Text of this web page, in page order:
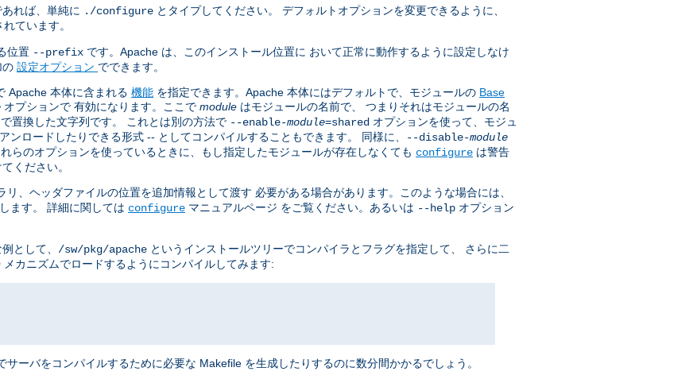
れば、単純に ./configure とタイプしてください。 デフォルトオプションを変更できるように、
ています。
位置 --prefix です。Apache は、このインストール位置に おいて正常に動作するように設定しなけ
の 設定オプション でできます。
Apache 本体に含まれる 機能 を指定できます。Apache 本体にはデフォルトで、モジュールの Base
オプションで 有効になります。ここで module はモジュールの名前で、 つまりそれはモジュールの名
置換した文字列です。 これとは別の方法で --enable-module=shared オプションを使って、モジュ
ンロードしたりできる形式 -- としてコンパイルすることもできます。 同様に、 --disable-module
らのオプションを使っているときに、もし指定したモジュールが存在しなくても configure は警告
ください。
、ヘッダファイルの位置を追加情報として渡す 必要がある場合があります。このような場合には、
ます。 詳細に関しては configure マニュアルページ をご覧ください。あるいは --help オプション
として、 /sw/pkg/apache というインストールツリーでコンパイラとフラグを指定して、 さらに二
メカニズムでロードするようにコンパイルしてみます:
ーバをコンパイルするために必要な Makefile を生成したりするのに数分間かかるでしょう。